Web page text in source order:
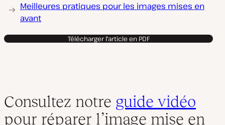
Meilleures pratiques pour les images mises en
avant
Télécharger l'article en PDF
Consultez notre guide vidéo
pour réparer l’image mise en